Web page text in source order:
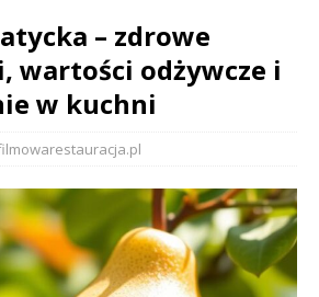
– zdrowe
wartości odżywcze i
w kuchni